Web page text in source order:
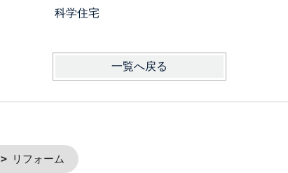
科学住宅
一覧へ戻る
リフォーム